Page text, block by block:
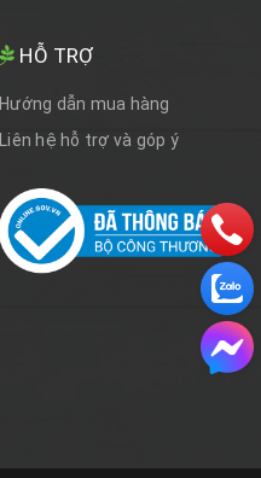
HỖ TRỢ
Hướng dẫn mua hàng
Liên hệ hỗ trợ và góp ý